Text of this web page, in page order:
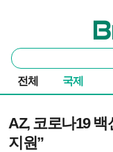
바
통
합
검
색
전체 국제
AZ, 코로나19
지원”